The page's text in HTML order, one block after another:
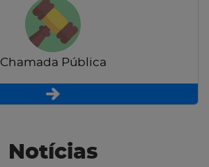
Chamada Pública
Notícias